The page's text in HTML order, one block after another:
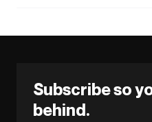
Subscribe so
behind.